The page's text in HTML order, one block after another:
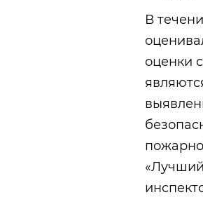
В
оценки